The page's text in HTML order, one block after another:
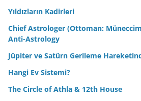
Yıldızların Kadirleri
Chief Astrologer (Ottoman:
Anti-Astrology
Jüpiter ve Satürn Gerileme
Hangi Ev Sistemi?
The Circle of Athla & 12th House